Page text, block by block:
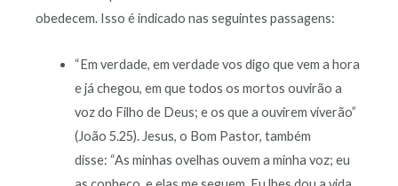
obedecem. Isso é indicado nas seguintes passagens:
“Em verdade, em verdade vos digo que vem a hora
e já chegou, em que todos os mortos ouvirão a
voz do Filho de Deus; e os que a ouvirem viverão”
(João 5.25). Jesus, o Bom Pastor, também
disse: “As minhas ovelhas ouvem a minha voz; eu